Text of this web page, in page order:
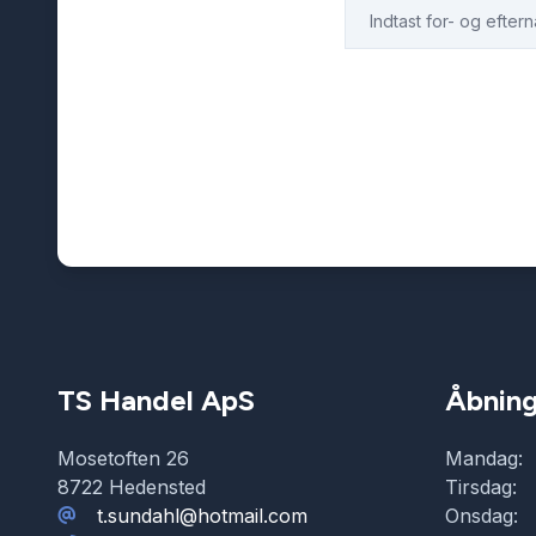
TS Handel ApS
Mosetoften 26
8722 Hedensted
t.sundahl@hotmail.com
Mandag:
Tirsdag:
Onsdag: